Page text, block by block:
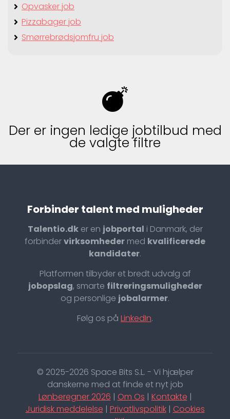
Opvasker job
Pizzabager job
Smørrebrødsjomfru job
Der er ingen ledige jobtilbud med
de valgte filtre
Forbinder talent med muligheder
Talentio.dker en jobportal i Danmark, der
forbindervirksomheder med kvalificerede
kandidater.
Platformen tilbyder et bredt udvalg af
jobopslag, smarte filtreringsmuligheder
og personlige jobalarmer.
Følg os på LinkedIn.
© 2025-2026 Space Bits S.L. - Vi hjælper
danskerne med at finde et nyt job
Lønberegner 2026 | Om Os | Kontakte |
Juridisk meddelelse | Privatlivspolitik| Cookies